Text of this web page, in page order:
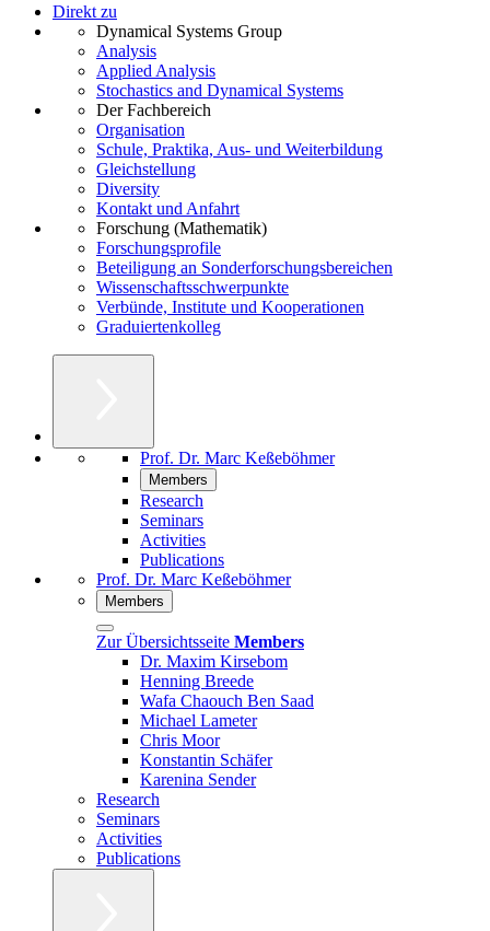
Direkt zu
Dynamical Systems Group
Analysis
Applied Analysis
Stochastics and Dynamical Systems
Der Fachbereich
Organisation
Schule, Praktika, Aus- und Weiterbildung
Gleichstellung
Diversity
Kontakt und Anfahrt
Forschung (Mathematik)
Forschungsprofile
Beteiligung an Sonderforschungsbereichen
Wissenschaftsschwerpunkte
Verbünde, Institute und Kooperationen
Graduiertenkolleg
Prof. Dr. Marc Keßeböhmer
Members
Research
Seminars
Activities
Publications
Prof. Dr. Marc Keßeböhmer
Members
Zur Übersichtsseite Members
Dr. Maxim Kirsebom
Henning Breede
Wafa Chaouch Ben Saad
Michael Lameter
Chris Moor
Konstantin Schäfer
Karenina Sender
Research
Seminars
Activities
Publications